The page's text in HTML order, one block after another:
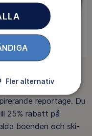
i din
reportage. Du
25% rabatt på
boenden och ski-
Fler alternativ